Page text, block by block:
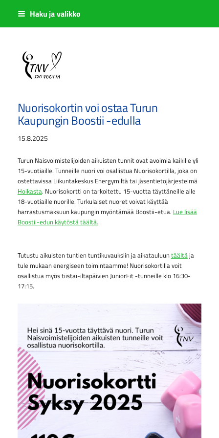
Siirry
sisältöön
Haku ja valikko
Sivuston etusivulle
Nuorisokortin voi ostaa Turun
Kaupungin Boostii -edulla
15.8.2025
Turun Naisvoimistelijoiden aikuisten tunnit ovat avoimia kaikille yli
15-vuotiaille. Tunneille nuori voi osallistua Nuorisokortilla, joka on
ostettavissa Liikuntakeskus Energymiltä tai jäsentietojärjestelmä
Hoikasta. Nuorisokortti on tarkoitettu 15-vuotta täyttäneille alle
18-vuotiaille nuorille. Turkulaiset nuoret voivat käyttää
harrastusmaksuun kaupungin myöntämää Boostii-etua. Lue lisää
Boostii-edun käytöstä täältä.
Tutustu aikuisten tuntien tuntikuvauksiin ja aikatauluuntäältäja
tule mukaan energiseen toimintaamme! Nuorisokortilla voit
osallistua myös tiistai-iltapäivien JuniorFit -tunneille klo 16:30-
17:15.